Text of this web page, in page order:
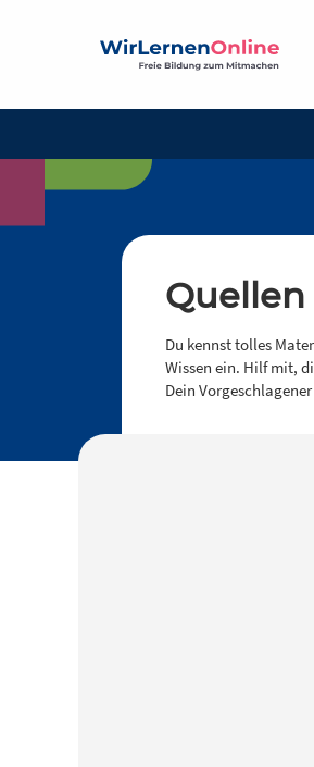
Du kennst tolles
Wissen ein. Hilf mit,
Dein